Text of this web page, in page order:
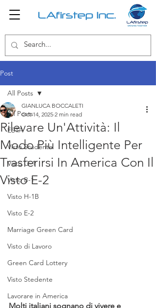
LAfirstep Inc.
Post
All Posts
ESTA
Visto Studente
Visto O-1
Visto B-1
Visto H-1B
Visto E-2
Marriage Green Card
Visto di Lavoro
Green Card Lottery
Visto Stedente
Lavorare in America
All Posts
Rilevare Un'Attività: Il
Modo Più Intelligente Per
Trasferirsi In America Con Il
Visto E-2
GIANLUCA BOCCALETI
Oct 14, 2025 2 min read
Molti italiani sognano di vivere e